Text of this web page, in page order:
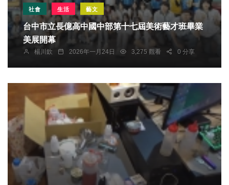
社會 生活 藝文
台中市立長億高中國中部第十七屆美術藝才班畢業
美展開幕
楊川欽 2026年一月24日 3,275 觀看 0 分享